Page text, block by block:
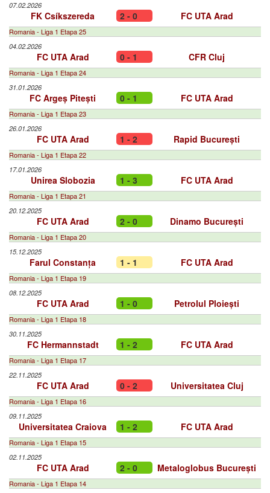
07.02.2026
FK Csíkszereda 2 - 0 FC UTA Arad
Romania - Liga 1 Etapa 25
04.02.2026
FC UTA Arad 0 - 1 CFR Cluj
Romania - Liga 1 Etapa 24
31.01.2026
FC Argeș Pitești 0 - 1 FC UTA Arad
Romania - Liga 1 Etapa 23
26.01.2026
FC UTA Arad 1 - 2 Rapid București
Romania - Liga 1 Etapa 22
17.01.2026
Unirea Slobozia 1 - 3 FC UTA Arad
Romania - Liga 1 Etapa 21
20.12.2025
FC UTA Arad 2 - 0 Dinamo București
Romania - Liga 1 Etapa 20
15.12.2025
Farul Constanța 1 - 1 FC UTA Arad
Romania - Liga 1 Etapa 19
08.12.2025
FC UTA Arad 1 - 0 Petrolul Ploiești
Romania - Liga 1 Etapa 18
30.11.2025
FC Hermannstadt 1 - 2 FC UTA Arad
Romania - Liga 1 Etapa 17
22.11.2025
FC UTA Arad 0 - 2 Universitatea Cluj
Romania - Liga 1 Etapa 16
09.11.2025
Universitatea Craiova 1 - 2 FC UTA Arad
Romania - Liga 1 Etapa 15
02.11.2025
FC UTA Arad 2 - 0 Metaloglobus București
Romania - Liga 1 Etapa 14